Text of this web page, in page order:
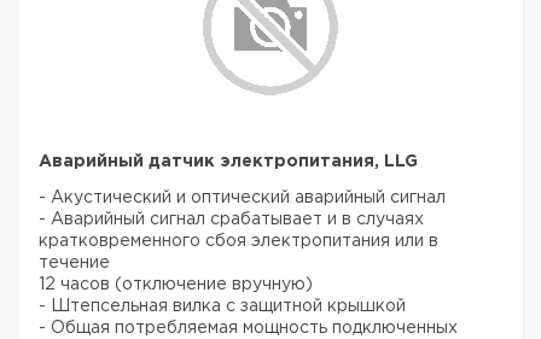
Аварийный датчик электропитания, LLG
- Акустический и оптический аварийный сигнал
- Аварийный сигнал срабатывает и в случаях
кратковременного сбоя электропитания или в
течение
12 часов (отключение вручную)
- Штепсельная вилка с защитной крышкой
- Общая потребляемая мощность подключенных